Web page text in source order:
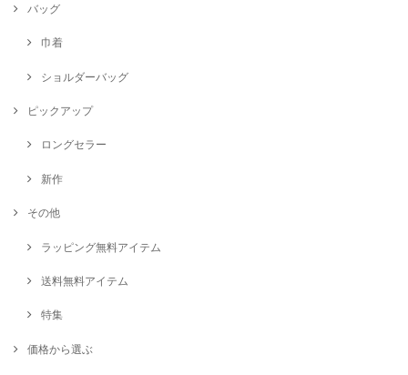
バッグ
巾着
ショルダーバッグ
ピックアップ
ロングセラー
新作
その他
ラッピング無料アイテム
送料無料アイテム
特集
価格から選ぶ